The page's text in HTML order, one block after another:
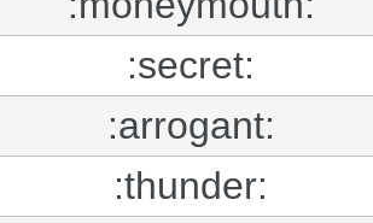
:secret:
:arrogant:
:thunder: